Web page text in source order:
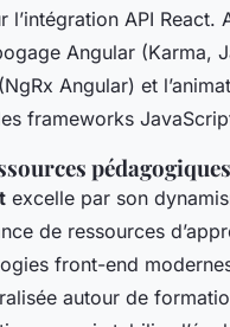
l’intégration API
Angular (Karma,
Angular) et
frameworks
pédagogiques
excelle par son
de ressources
front-end
autour de